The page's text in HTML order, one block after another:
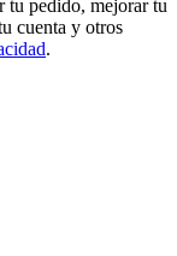
tu pedido, mejorar tu
cuenta y otros
.